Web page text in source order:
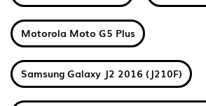
Motorola Moto G5 Plus
Samsung Galaxy J2 2016 (J210F)